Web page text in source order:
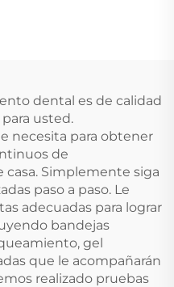
dental es de calidad
usted.
necesita para obtener
de
Simplemente siga
paso a paso. Le
adecuadas para lograr
bandejas
gel
que le acompañarán
realizado pruebas